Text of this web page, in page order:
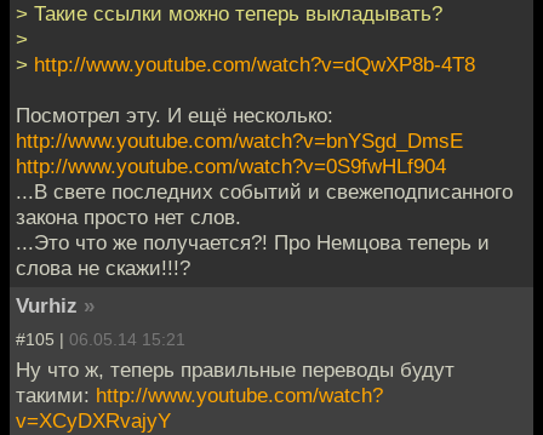
> Такие ссылки можно теперь выкладывать?
>
> http://www.youtube.com/watch?v=dQwXP8b-4T8
Посмотрел эту. И ещё несколько:
http://www.youtube.com/watch?v=bnYSgd_DmsE
http://www.youtube.com/watch?v=0S9fwHLf904
...В свете последних событий и свежеподписанного
закона просто нет слов.
...Это что же получается?! Про Немцова теперь и
слова не скажи!!!?
Vurhiz »
#105 | 06.05.14 15:21
Ну что ж, теперь правильные переводы будут
такими: http://www.youtube.com/watch?
v=XCyDXRvajyY